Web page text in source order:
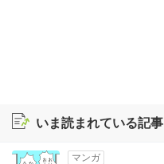
いま読まれている記事
マンガ